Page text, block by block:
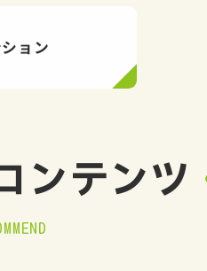
ョン
ンテンツ